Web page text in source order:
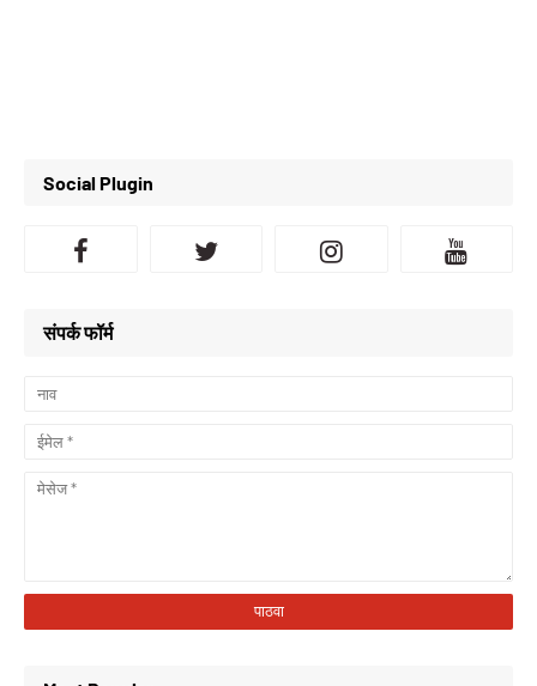
Social Plugin
संपर्क फॉर्म